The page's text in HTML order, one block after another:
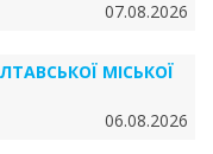
07.08.2026
МІСЬКОЇ
06.08.2026